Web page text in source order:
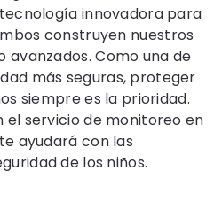
innovadora para
construyen nuestros
avanzados. Como una de
más seguras, proteger
siempre es la prioridad.
el servicio de monitoreo en
ayudará con las
de los niños.